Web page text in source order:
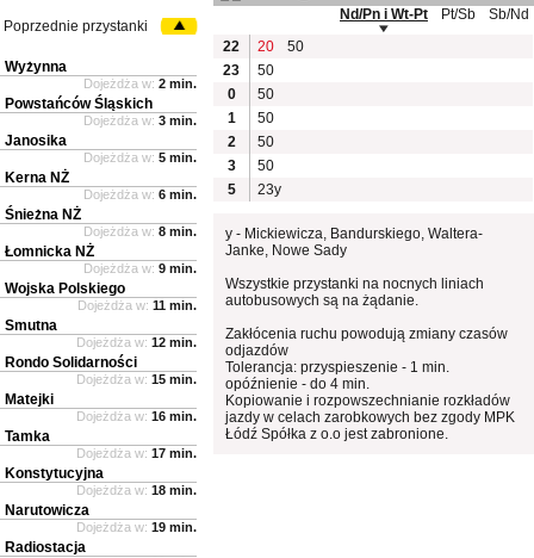
Nd/Pn i Wt-Pt
Pt/Sb
Sb/Nd
22
20
50
23
50
0
50
1
50
2
50
3
50
5
23y
y - Mickiewicza, Bandurskiego, Waltera-
Janke, Nowe Sady
Wszystkie przystanki na nocnych liniach
autobusowych są na żądanie.
Zakłócenia ruchu powodują zmiany czasów
odjazdów
Tolerancja: przyspieszenie - 1 min.
opóźnienie - do 4 min.
Kopiowanie i rozpowszechnianie rozkładów
jazdy w celach zarobkowych bez zgody MPK
Łódź Spółka z o.o jest zabronione.
Poprzednie przystanki
Wyżynna
Dojeżdża w: 2 min.
Powstańców Śląskich
Dojeżdża w: 3 min.
Janosika
Dojeżdża w: 5 min.
Kerna NŻ
Dojeżdża w: 6 min.
Śnieżna NŻ
Dojeżdża w: 8 min.
Łomnicka NŻ
Dojeżdża w: 9 min.
Wojska Polskiego
Dojeżdża w: 11 min.
Smutna
Dojeżdża w: 12 min.
Rondo Solidarności
Dojeżdża w: 15 min.
Matejki
Dojeżdża w: 16 min.
Tamka
Dojeżdża w: 17 min.
Konstytucyjna
Dojeżdża w: 18 min.
Narutowicza
Dojeżdża w: 19 min.
Radiostacja